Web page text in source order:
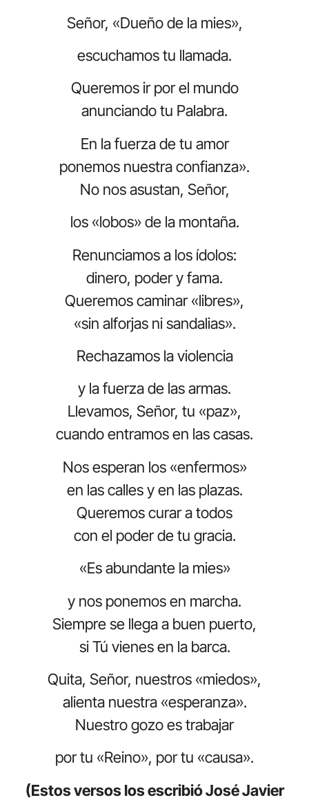
Señor, «Dueño de la mies»,
escuchamos tu llamada.
Queremos ir por el mundo
anunciando tu Palabra.
En la fuerza de tu amor
ponemos nuestra confianza».
No nos asustan, Señor,
los «lobos» de la montaña.
Renunciamos a los ídolos:
dinero, poder y fama.
Queremos caminar «libres»,
«sin alforjas ni sandalias».
Rechazamos la violencia
y la fuerza de las armas.
Llevamos, Señor, tu «paz»,
cuando entramos en las casas.
Nos esperan los «enfermos»
en las calles y en las plazas.
Queremos curar a todos
con el poder de tu gracia.
«Es abundante la mies»
y nos ponemos en marcha.
Siempre se llega a buen puerto,
si Tú vienes en la barca.
Quita, Señor, nuestros «miedos»,
alienta nuestra «esperanza».
Nuestro gozo es trabajar
por tu «Reino», por tu «causa».
(Estos versos los escribió José Javier